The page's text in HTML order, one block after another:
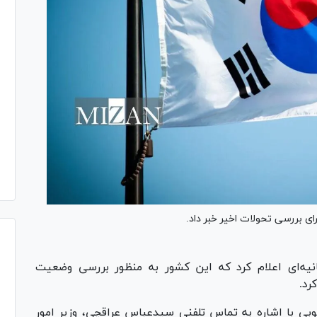
بررسی تحولات اخیر خبر داد.
اعلام کرد که این کشور به منظور بررسی وضعیت
با اشاره به تماس تلفنی سیدعباس عراقچی، وزیر امور